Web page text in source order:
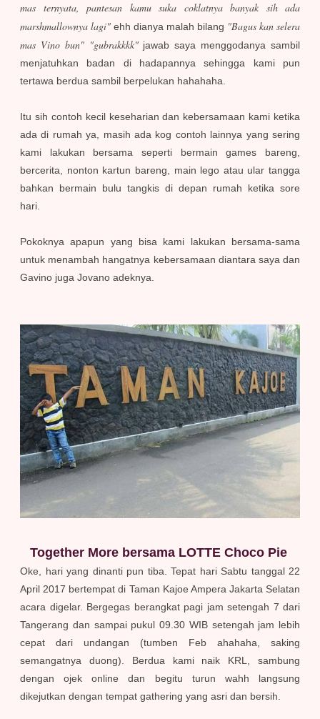
mas ternyata, pantesan kamu suka coklatnya banyak sih ada
marshmallownya lagi" ehh dianya malah bilang "Bagus kan selera
mas Vino bun" "gubrakkkk"jawab saya menggodanya sambil
menjatuhkan badan di hadapannya sehingga kami pun
tertawa berdua sambil berpelukan hahahaha.
Itu sih contoh kecil keseharian dan kebersamaan kami ketika
ada di rumah ya, masih ada kog contoh lainnya yang sering
kami lakukan bersama seperti bermain games bareng,
bercerita, nonton kartun bareng, main lego atau ular tangga
bahkan bermain bulu tangkis di depan rumah ketika sore
hari.
Pokoknya apapun yang bisa kami lakukan bersama-sama
untuk menambah hangatnya kebersamaan diantara saya dan
Gavino juga Jovano adeknya.
Together More bersama LOTTE Choco Pie
Oke, hari yang dinanti pun tiba. Tepat hari Sabtu tanggal 22
April 2017 bertempat di Taman Kajoe Ampera Jakarta Selatan
acara digelar. Bergegas berangkat pagi jam setengah 7 dari
Tangerang dan sampai pukul 09.30 WIB setengah jam lebih
cepat dari undangan (tumben Feb ahahaha, saking
semangatnya duong). Berdua kami naik KRL, sambung
dengan ojek online dan begitu turun wahh langsung
dikejutkan dengan tempat gathering yang asri dan bersih.